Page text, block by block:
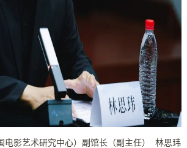
电影艺术研究中心）副馆长（副主任） 林思玮